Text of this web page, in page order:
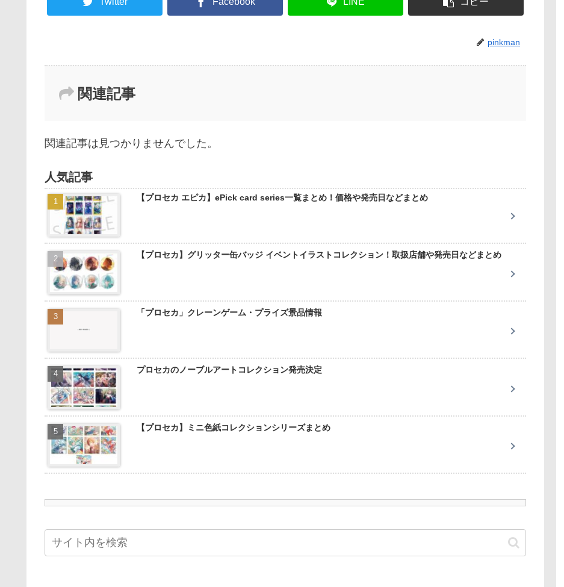
pinkman
関連記事
関連記事は見つかりませんでした。
人気記事
【プロセカ エピカ】ePick card series一覧まとめ！価格や発売日などまとめ
【プロセカ】グリッター缶バッジ イベントイラストコレクション！取扱店舗や発売日などまとめ
「プロセカ」クレーンゲーム・プライズ景品情報
プロセカのノーブルアートコレクション発売決定
【プロセカ】ミニ色紙コレクションシリーズまとめ